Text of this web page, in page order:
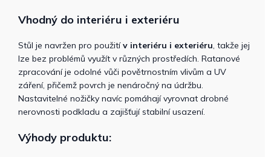
Vhodný do interiéru i exteriéru
Stůl je navržen pro použitív interiéru i exteriéru, takže jej
lze bez problémů využít v různých prostředích. Ratanové
zpracování je odolné vůči povětrnostním vlivům a UV
záření, přičemž povrch je nenáročný na údržbu.
Nastavitelné nožičky navíc pomáhají vyrovnat drobné
nerovnosti podkladu a zajišťují stabilní usazení.
Výhody produktu: